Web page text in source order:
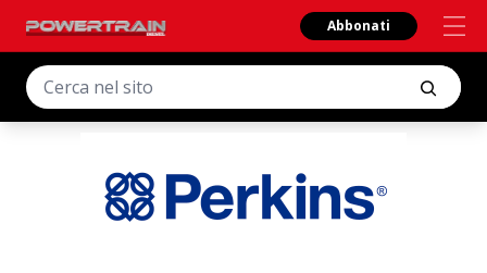
Abbonati